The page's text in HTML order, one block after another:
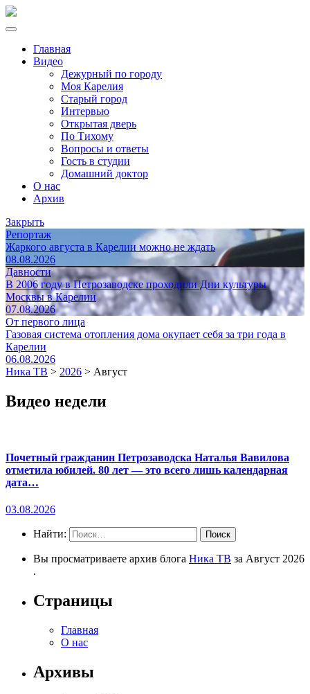
Главная
Видео
Дежурный по городу
Моя Карелия
Старый город
Интервью
Открытая дверь
По Тихому
Вопросы и ответы
Гость в студии
Домашний доктор
О нас
Архив
Закрыть
Репортаж
Жаркого августа в Карелии можно не ждать
08.08.2026
Давности
В 2006 году в Петрозаводске проходили Дни культуры
Москвы в Карелии
07.08.2026
От первого лица
Газовая система отопления дома окупает себя за три года в
Карелии
06.08.2026
Ника ТВ > 2026 > Август
Видео недели
Почетный гражданин Петрозаводска Наталья Вавилова
отметила юбилей. 80 лет — это всего лишь календарная
дата…
03.08.2026
Найти:
Вы просматриваете архив блога Ника ТВ за Август 2026
.
Страницы
Главная
О нас
Архивы